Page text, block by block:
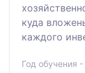
куда
каждого
Год обучения -